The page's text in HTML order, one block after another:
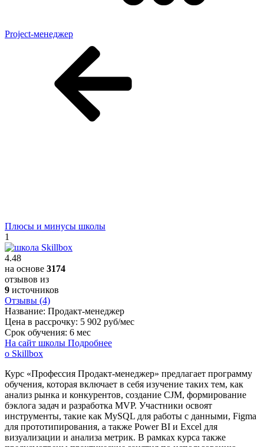
Project-менеджер
Плюсы и минусы школы
1
4.48
на основе 3174
отзывов из
9 источников
Отзывы (4)
Название: Продакт-менеджер
Цена в рассрочку: 5 902 руб/мес
Срок обучения: 6 мес
На сайт школы Подробнее
о Skillbox
Курс «Профессия Продакт-менеджер» предлагает программу
обучения, которая включает в себя изучение таких тем, как
анализ рынка и конкурентов, создание CJM, формирование
бэклога задач и разработка MVP. Участники освоят
инструменты, такие как MySQL для работы с данными, Figma
для прототипирования, а также Power BI и Excel для
визуализации и анализа метрик. В рамках курса также